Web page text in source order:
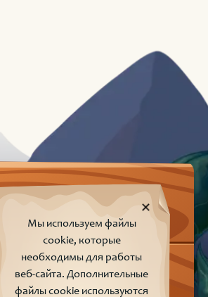
Мы используем файлы
cookie, которые
необходимы для работы
веб-сайта. Дополнительные
файлы cookie используются